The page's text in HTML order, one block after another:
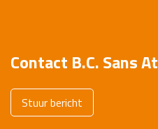
Contact B.C. Sans
Stuur bericht